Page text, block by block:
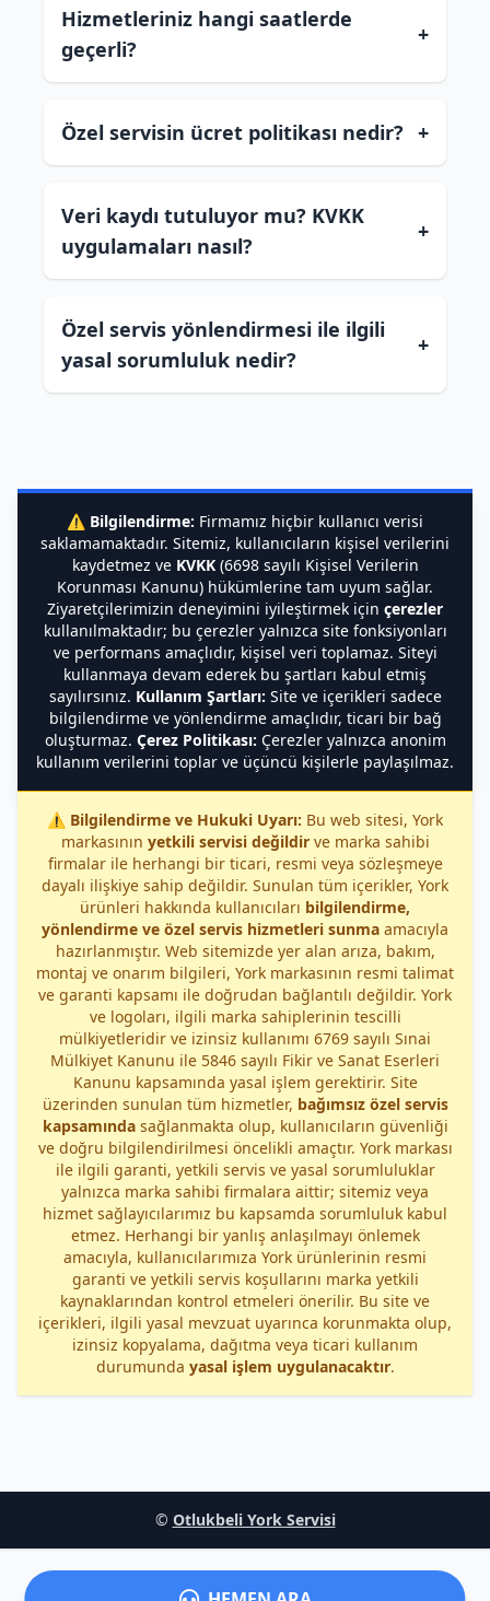
Hizmetleriniz hangi saatlerde
geçerli?
+
Özel servisin ücret politikası nedir? +
Veri kaydı tutuluyor mu? KVKK
uygulamaları nasıl?
+
Özel servis yönlendirmesi ile ilgili
yasal sorumluluk nedir?
+
⚠️ Bilgilendirme: Firmamız hiçbir kullanıcı verisi
saklamamaktadır. Sitemiz, kullanıcıların kişisel verilerini
kaydetmez ve KVKK(6698 sayılı Kişisel Verilerin
Korunması Kanunu) hükümlerine tam uyum sağlar.
Ziyaretçilerimizin deneyimini iyileştirmek için çerezler
kullanılmaktadır; bu çerezler yalnızca site fonksiyonları
ve performans amaçlıdır, kişisel veri toplamaz. Siteyi
kullanmaya devam ederek bu şartları kabul etmiş
sayılırsınız. Kullanım Şartları: Site ve içerikleri sadece
bilgilendirme ve yönlendirme amaçlıdır, ticari bir bağ
oluşturmaz. Çerez Politikası: Çerezler yalnızca anonim
kullanım verilerini toplar ve üçüncü kişilerle paylaşılmaz.
⚠️ Bilgilendirme ve Hukuki Uyarı: Bu web sitesi, York
markasının yetkili servisi değildirve marka sahibi
firmalar ile herhangi bir ticari, resmi veya sözleşmeye
dayalı ilişkiye sahip değildir. Sunulan tüm içerikler, York
ürünleri hakkında kullanıcıları bilgilendirme,
yönlendirme ve özel servis hizmetleri sunma amacıyla
hazırlanmıştır. Web sitemizde yer alan arıza, bakım,
montaj ve onarım bilgileri, York markasının resmi talimat
ve garanti kapsamı ile doğrudan bağlantılı değildir. York
ve logoları, ilgili marka sahiplerinin tescilli
mülkiyetleridir ve izinsiz kullanımı 6769 sayılı Sınai
Mülkiyet Kanunu ile 5846 sayılı Fikir ve Sanat Eserleri
Kanunu kapsamında yasal işlem gerektirir. Site
üzerinden sunulan tüm hizmetler, bağımsız özel servis
kapsamındasağlanmakta olup, kullanıcıların güvenliği
ve doğru bilgilendirilmesi öncelikli amaçtır. York markası
ile ilgili garanti, yetkili servis ve yasal sorumluluklar
yalnızca marka sahibi firmalara aittir; sitemiz veya
hizmet sağlayıcılarımız bu kapsamda sorumluluk kabul
etmez. Herhangi bir yanlış anlaşılmayı önlemek
amacıyla, kullanıcılarımıza York ürünlerinin resmi
garanti ve yetkili servis koşullarını marka yetkili
kaynaklarından kontrol etmeleri önerilir. Bu site ve
içerikleri, ilgili yasal mevzuat uyarınca korunmakta olup,
izinsiz kopyalama, dağıtma veya ticari kullanım
durumunda yasal işlem uygulanacaktır.
© Otlukbeli York Servisi